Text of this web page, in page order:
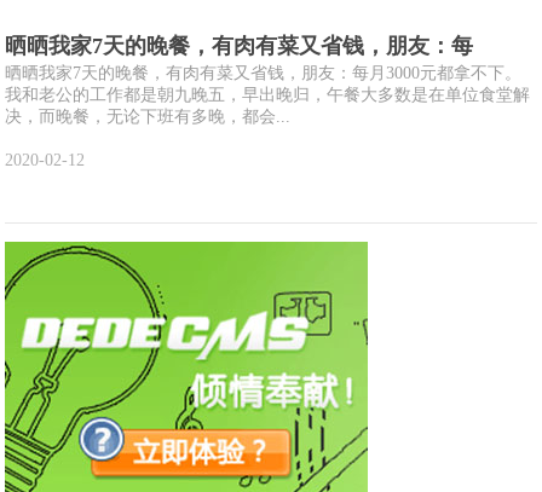
晒晒我家7天的晚餐，有肉有菜又省钱，朋友：每
晒晒我家7天的晚餐，有肉有菜又省钱，朋友：每月3000元都拿不下。
我和老公的工作都是朝九晚五，早出晚归，午餐大多数是在单位食堂解
决，而晚餐，无论下班有多晚，都会...
2020-02-12